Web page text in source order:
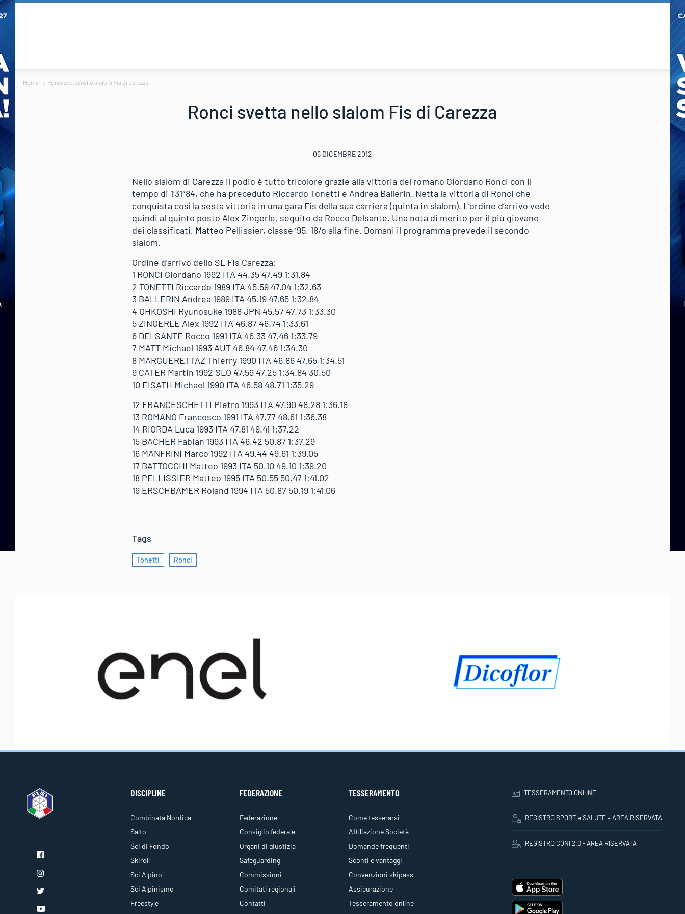
Home Ronci svetta nello slalom Fis di Carezza
Ronci svetta nello slalom Fis di Carezza
06 DICEMBRE 2012
Nello slalom di Carezza il podio è tutto tricolore grazie alla vittoria del romano Giordano Ronci con il
tempo di 1’31″84, che ha preceduto Riccardo Tonetti e Andrea Ballerin. Netta la vittoria di Ronci che
conquista così la sesta vittoria in una gara Fis della sua carriera (quinta in slalom). L’ordine d’arrivo vede
quindi al quinto posto Alex Zingerle, seguito da Rocco Delsante. Una nota di merito per il più giovane
dei classificati, Matteo Pellissier, classe ’95, 18/o alla fine. Domani il programma prevede il secondo
slalom.
Ordine d’arrivo dello SL Fis Carezza:
1 RONCI Giordano 1992 ITA 44.35 47.49 1:31.84
2 TONETTI Riccardo 1989 ITA 45.59 47.04 1:32.63
3 BALLERIN Andrea 1989 ITA 45.19 47.65 1:32.84
4 OHKOSHI Ryunosuke 1988 JPN 45.57 47.73 1:33.30
5 ZINGERLE Alex 1992 ITA 46.87 46.74 1:33.61
6 DELSANTE Rocco 1991 ITA 46.33 47.46 1:33.79
7 MATT Michael 1993 AUT 46.84 47.46 1:34.30
8 MARGUERETTAZ Thierry 1990 ITA 46.86 47.65 1:34.51
9 CATER Martin 1992 SLO 47.59 47.25 1:34.84 30.50
10 EISATH Michael 1990 ITA 46.58 48.71 1:35.29
12 FRANCESCHETTI Pietro 1993 ITA 47.90 48.28 1:36.18
13 ROMANO Francesco 1991 ITA 47.77 48.61 1:36.38
14 RIORDA Luca 1993 ITA 47.81 49.41 1:37.22
15 BACHER Fabian 1993 ITA 46.42 50.87 1:37.29
16 MANFRINI Marco 1992 ITA 49.44 49.61 1:39.05
17 BATTOCCHI Matteo 1993 ITA 50.10 49.10 1:39.20
18 PELLISSIER Matteo 1995 ITA 50.55 50.47 1:41.02
19 ERSCHBAMER Roland 1994 ITA 50.87 50.19 1:41.06
Tags
Tonetti Ronci
DISCIPLINE
Combinata Nordica
Salto
Sci di Fondo
Skiroll
Sci Alpino
Sci Alpinismo
Freestyle
FEDERAZIONE
Federazione
Consiglio federale
Organi di giustizia
Safeguarding
Commissioni
Comitati regionali
Contatti
TESSERAMENTO
Come tesserarsi
Affiliazione Società
Domande frequenti
Sconti e vantaggi
Convenzioni skipass
Assicurazione
Tesseramento online
TESSERAMENTO ONLINE
REGISTRO SPORT e SALUTE – AREA RISERVATA
REGISTRO CONI 2.0 - AREA RISERVATA